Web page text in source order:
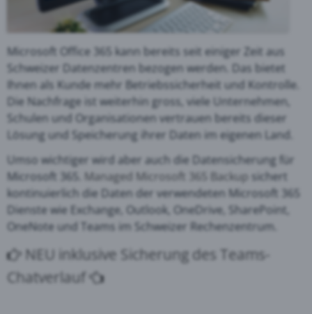
Microsoft Office 365 kann bereits seit einiger Zeit aus
Schweizer Datenzentren bezogen werden. Das bietet
Ihnen als Kunde mehr Betriebssicherheit und Kontrolle.
Die Nachfrage ist weiterhin gross, viele Unternehmen,
Schulen und Organisationen vertrauen bereits dieser
Lösung und Speicherung ihrer Daten im eigenen Land.
Umso wichtiger wird aber auch die Datensicherung für
Microsoft 365. Managed Microsoft 365 Backup sichert
kontinuierlich die Daten der verwendeten Microsoft 365
Dienste wie Exchange, Outlook, OneDrive, SharePoint,
OneNote und Teams im Schweizer Rechenzentrum.
NEU inklusive Sicherung des Teams-
Chatverlauf